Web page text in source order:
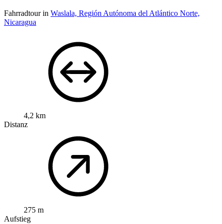
Fahrradtour in Waslala, Región Autónoma del Atlántico Norte,
Nicaragua
4,2 km
Distanz
275 m
Aufstieg